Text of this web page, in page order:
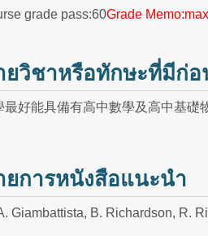
grade pass:60Grade
ยวิชาหรือทักษะที่มีก่อ
最好能具備有高中數學及高中基礎
ยการหนังสือแนะนำ
Giambattista, B. Richardson, R.